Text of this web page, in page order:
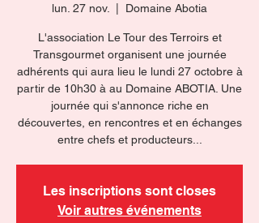
lun. 27 nov. Domaine Abotia
L'association Le Tour des Terroirs et
Transgourmet organisent une journée
adhérents qui aura lieu le lundi 27 octobre à
partir de 10h30 à au Domaine ABOTIA. Une
journée qui s'annonce riche en
découvertes, en rencontres et en échanges
entre chefs et producteurs...
Les inscriptions sont closes
Voir autres événements